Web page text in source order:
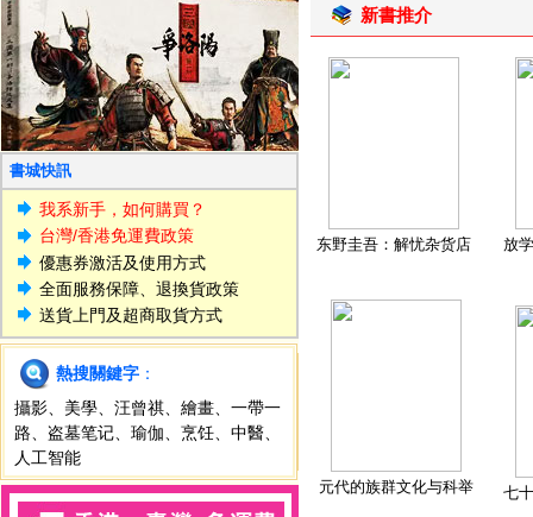
書城快訊
我系新手，如何購買？
台灣/香港免運費政策
優惠券激活及使用方式
全面服務保障、退換貨政策
送貨上門及超商取貨方式
熱搜關鍵字 ：
攝影
美學 汪曾祺 繪畫
一帶一
路
盗墓笔记 瑜伽 烹饪 中醫
人工智能
新書推介
东野圭吾：解忧杂货店 放
元代的族群文化与科举 七